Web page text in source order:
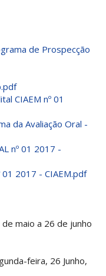
de Prospecção
CIAEM nº 01
da Avaliação Oral -
nº 01 2017 -
01 2017 - CIAEM.pdf
maio a 26 de junho
feira, 26 Junho,